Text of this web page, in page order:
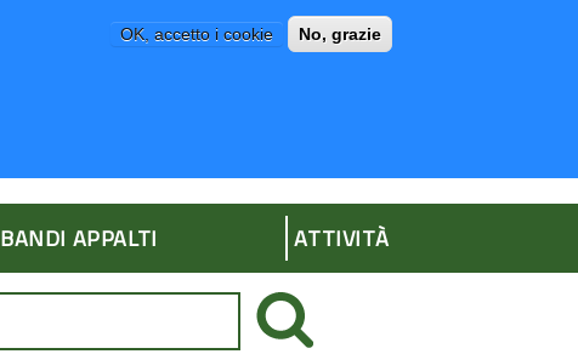
OK, accetto i cookie No, grazie
BANDI APPALTI ATTIVITÀ